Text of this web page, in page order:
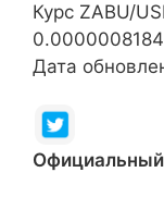
Курс ZABU/
0.0000008184
Дата
Официальный